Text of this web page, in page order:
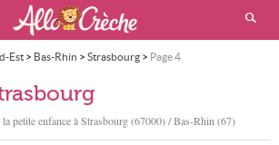
Est> Bas-Rhin > Strasbourg> Page 4
petite enfance àStrasbourg(67000) / Bas-Rhin (67)